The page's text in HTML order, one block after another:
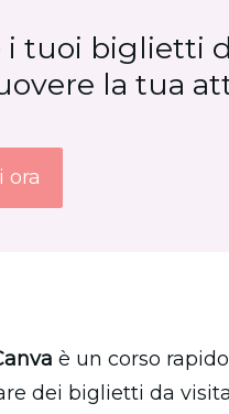
tuoi biglietti
la tua
ora
è un corso
dei biglietti da